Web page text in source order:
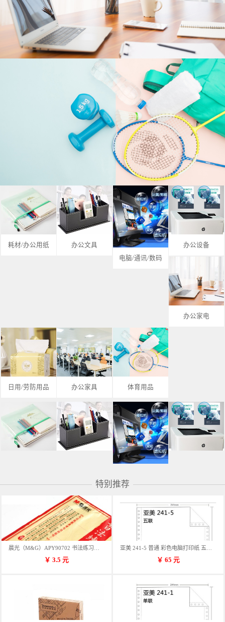
耗材/办公用纸
办公文具
电脑/通讯/数码
办公设备
办公家电
日用/劳防用品 办公家具 体育用品
特别推荐
￥ 3.5元 ￥ 65元